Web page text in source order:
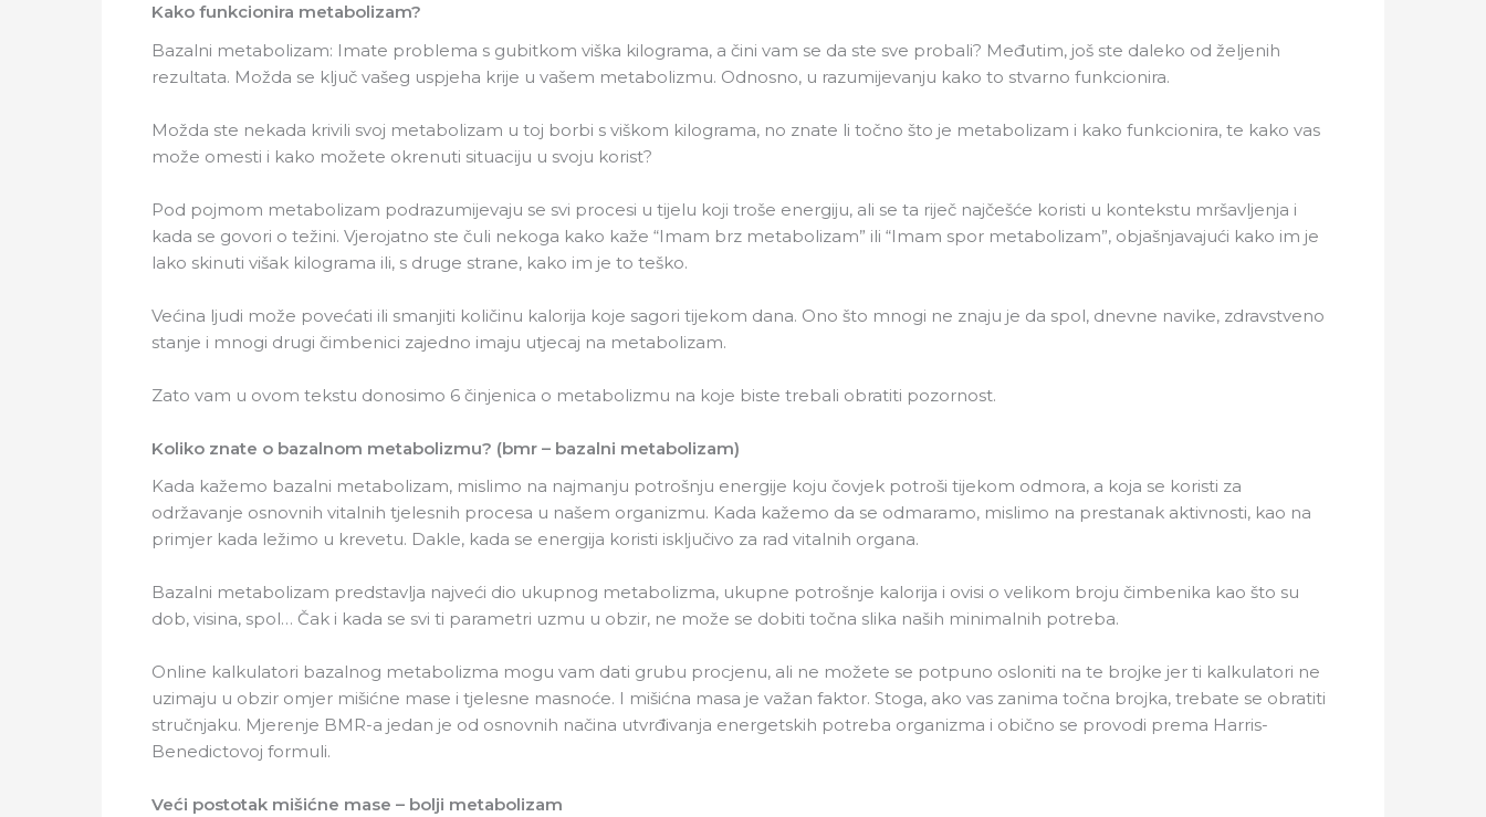
Kako funkcionira metabolizam?
Bazalni metabolizam: Imate problema s gubitkom viška kilograma, a čini vam se da ste sve probali? Međutim, još ste daleko od željenih
rezultata. Možda se ključ vašeg uspjeha krije u vašem metabolizmu. Odnosno, u razumijevanju kako to stvarno funkcionira.
Možda ste nekada krivili svoj metabolizam u toj borbi s viškom kilograma, no znate li točno što je metabolizam i kako funkcionira, te kako vas
može omesti i kako možete okrenuti situaciju u svoju korist?
Pod pojmom metabolizam podrazumijevaju se svi procesi u tijelu koji troše energiju, ali se ta riječ najčešće koristi u kontekstu mršavljenja i
kada se govori o težini. Vjerojatno ste čuli nekoga kako kaže “Imam brz metabolizam” ili “Imam spor metabolizam”, objašnjavajući kako im je
lako skinuti višak kilograma ili, s druge strane, kako im je to teško.
Većina ljudi može povećati ili smanjiti količinu kalorija koje sagori tijekom dana. Ono što mnogi ne znaju je da spol, dnevne navike, zdravstveno
stanje i mnogi drugi čimbenici zajedno imaju utjecaj na metabolizam.
Zato vam u ovom tekstu donosimo 6 činjenica o metabolizmu na koje biste trebali obratiti pozornost.
Koliko znate o bazalnom metabolizmu? (bmr – bazalni metabolizam)
Kada kažemo bazalni metabolizam, mislimo na najmanju potrošnju energije koju čovjek potroši tijekom odmora, a koja se koristi za
održavanje osnovnih vitalnih tjelesnih procesa u našem organizmu. Kada kažemo da se odmaramo, mislimo na prestanak aktivnosti, kao na
primjer kada ležimo u krevetu. Dakle, kada se energija koristi isključivo za rad vitalnih organa.
Bazalni metabolizam predstavlja najveći dio ukupnog metabolizma, ukupne potrošnje kalorija i ovisi o velikom broju čimbenika kao što su
dob, visina, spol… Čak i kada se svi ti parametri uzmu u obzir, ne može se dobiti točna slika naših minimalnih potreba.
Online kalkulatori bazalnog metabolizma mogu vam dati grubu procjenu, ali ne možete se potpuno osloniti na te brojke jer ti kalkulatori ne
uzimaju u obzir omjer mišićne mase i tjelesne masnoće. I mišićna masa je važan faktor. Stoga, ako vas zanima točna brojka, trebate se obratiti
stručnjaku. Mjerenje BMR-a jedan je od osnovnih načina utvrđivanja energetskih potreba organizma i obično se provodi prema Harris-
Benedictovoj formuli.
Veći postotak mišićne mase – bolji metabolizam